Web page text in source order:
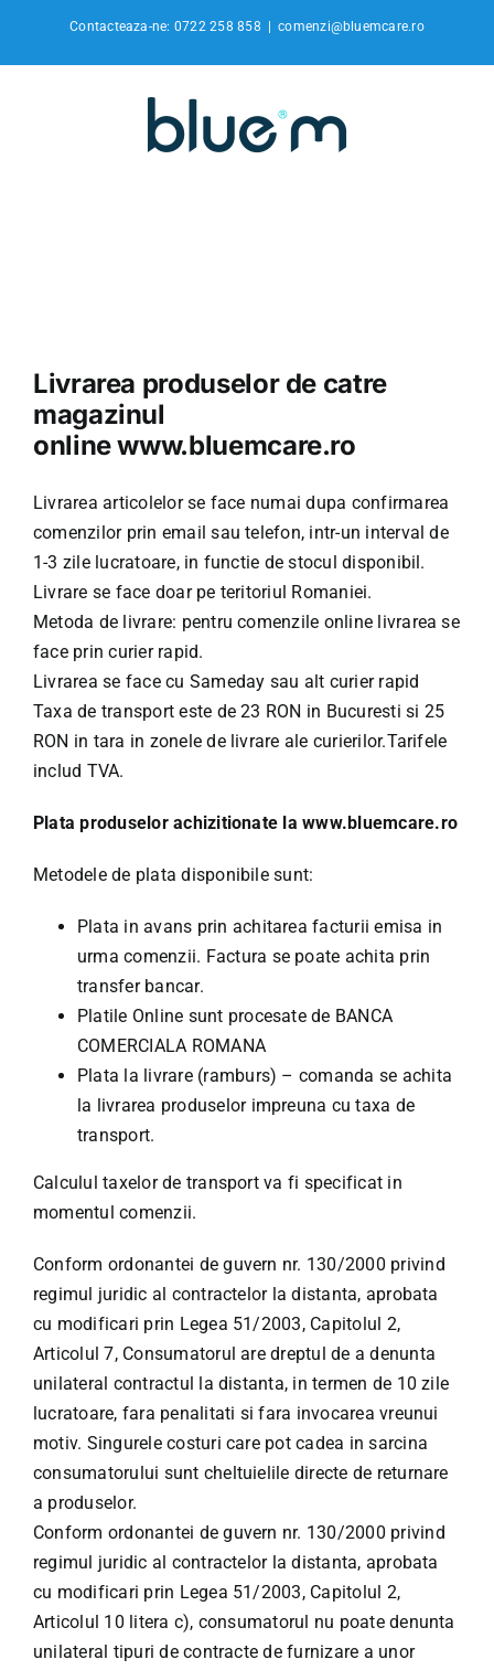
Contacteaza-ne: 0722 258 858 comenzi@bluemcare.ro
Livrarea produselor de catre
magazinul
onlinewww.bluemcare.ro
Livrarea articolelor se face numai dupa confirmarea
comenzilor prin email sau telefon, intr-un interval de
1-3 zile lucratoare, in functie de stocul disponibil.
Livrare se face doar pe teritoriul Romaniei.
Metoda de livrare: pentru comenzile online livrarea se
face prin curier rapid.
Livrarea se face cu Sameday sau alt curier rapid
Taxa de transport este de 23 RON in Bucuresti si 25
RON in tara in zonele de livrare ale curierilor.Tarifele
includ TVA.
Plata produselor achizitionate lawww.bluemcare.ro
Metodele de plata disponibile sunt:
Plata in avans prin achitarea facturii emisa in
urma comenzii. Factura se poate achita prin
transfer bancar.
Platile Online sunt procesate de BANCA
COMERCIALA ROMANA
Plata la livrare (ramburs) – comanda se achita
la livrarea produselor impreuna cu taxa de
transport.
Calculul taxelor de transport va fi specificat in
momentul comenzii.
Conform ordonantei de guvern nr. 130/2000 privind
regimul juridic al contractelor la distanta, aprobata
cu modificari prin Legea 51/2003, Capitolul 2,
Articolul 7, Consumatorul are dreptul de a denunta
unilateral contractul la distanta, in termen de 10 zile
lucratoare, fara penalitati si fara invocarea vreunui
motiv. Singurele costuri care pot cadea in sarcina
consumatorului sunt cheltuielile directe de returnare
a produselor.
Conform ordonantei de guvern nr. 130/2000 privind
regimul juridic al contractelor la distanta, aprobata
cu modificari prin Legea 51/2003, Capitolul 2,
Articolul 10 litera c), consumatorul nu poate denunta
unilateral tipuri de contracte de furnizare a unor